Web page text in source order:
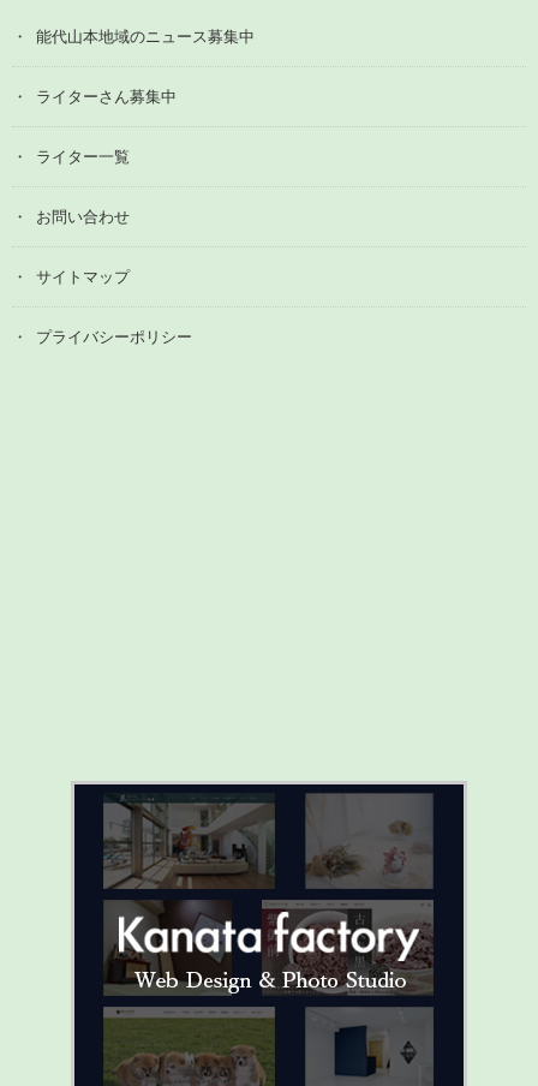
能代山本地域のニュース募集中
ライターさん募集中
ライター一覧
お問い合わせ
サイトマップ
プライバシーポリシー